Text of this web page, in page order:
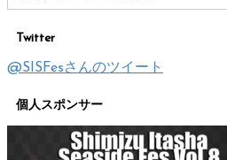
Twitter
@SISFesさんのツイート
個人スポンサー